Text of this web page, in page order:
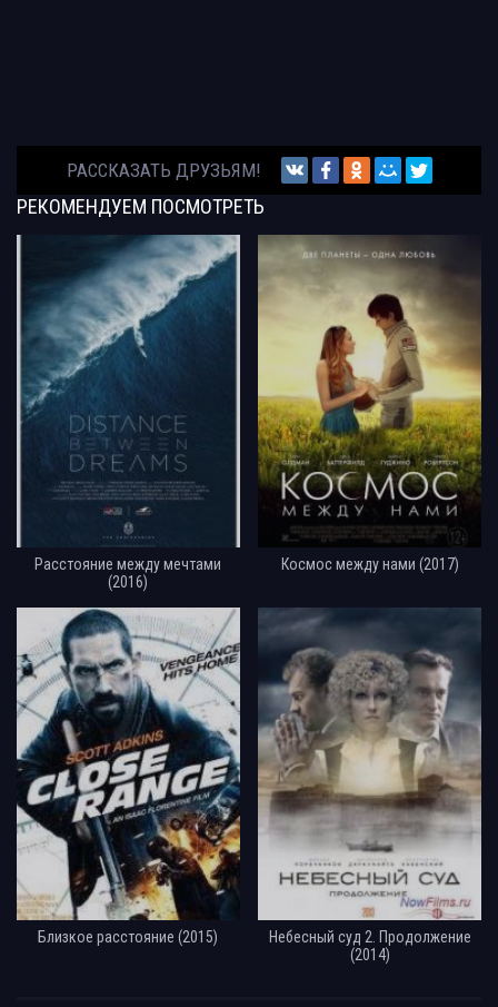
РАССКАЗАТЬ ДРУЗЬЯМ!
РЕКОМЕНДУЕМ ПОСМОТРЕТЬ
Расстояние между мечтами
(2016)
Космос между нами (2017)
Близкое расстояние (2015)
Небесный суд 2. Продолжение
(2014)